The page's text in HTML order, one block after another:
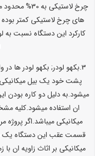
چرخ لاستیکی
های چرخ لاستیکی کمتر بوده
کارکرد این دستگاه نسبت به
3.بکهو لودر; بکهو لودر ها
پشت خود یک بیل میکانیکی
میشود.به دلیل دو کاره بودن
ان استفاده میشود.کلیه
میکانیکی میباشد.اگر
قسمت عقب این دستگاه یک
میکانیکی بر اثاث زاویه ان